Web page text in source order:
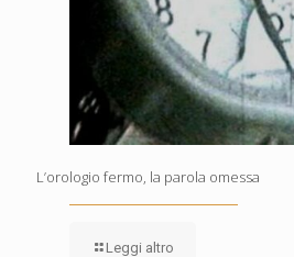
L’orologio fermo, la parola omessa
Leggi altro